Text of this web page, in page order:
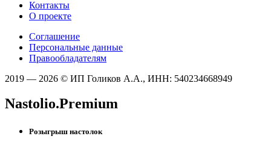
Контакты
О проекте
Соглашение
Персональные данные
Правообладателям
2019 — 2026 © ИП Голиков А.А., ИНН: 540234668949
Nastolio.Premium
Розыгрыш настолок